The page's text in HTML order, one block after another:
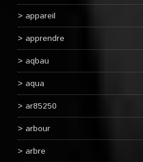
appareil
apprendre
aqbau
aqua
ar85250
arbour
arbre